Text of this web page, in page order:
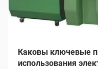
Каковы ключевые
использования